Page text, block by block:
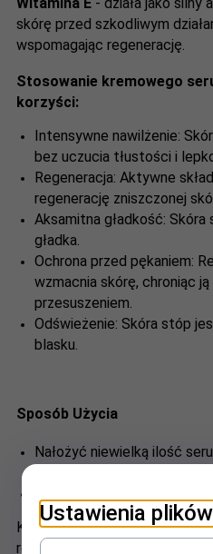
skórę przed szkodliwym
wspomagając regenerację.
Stosowanie kremowego
korzyści:
Intensywne nawilżenie:
bez uczucia tłustości i
Regeneracja: Aktywne
regenerację zniszczonej
Aksamitna gładkość:
gładka.
Ochrona przed pękaniem:
wzmacnia skórę, chroniąc
przesuszeniem.
Odświeżenie: Skóra stóp
blasku.
Sposób Użycia
Nałożyć niewielką ilość
Kremowe serum na
rozwiązanie dla osób
Ustawienia